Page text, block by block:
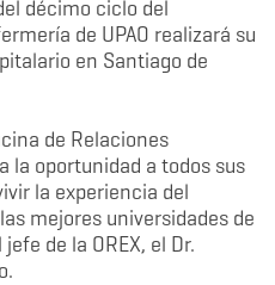
décimo ciclo del
de UPAO realizará su
en Santiago de
de Relaciones
la oportunidad a todos sus
la experiencia del
mejores universidades de
de la OREX, el Dr.